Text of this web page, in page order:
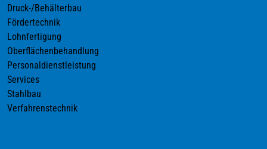
Druck-/Behälterbau
Fördertechnik
Lohnfertigung
Oberflächenbehandlung
Personaldienstleistung
Services
Stahlbau
Verfahrenstechnik